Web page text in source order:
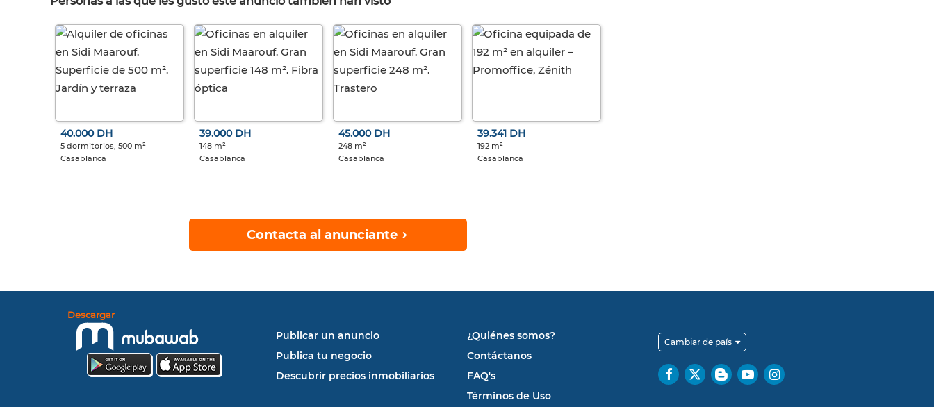
40.000 DH
5 dormitorios, 500 m²
Casablanca
39.000 DH
148 m²
Casablanca
45.000 DH
248 m²
Casablanca
39.341 DH
192 m²
Casablanca
Contacta al anunciante
Descargar
Publicar un anuncio
Publica tu negocio
Descubrir precios inmobiliarios
¿Quiénes somos?
Contáctanos
FAQ's
Términos de Uso
Cambiar de país